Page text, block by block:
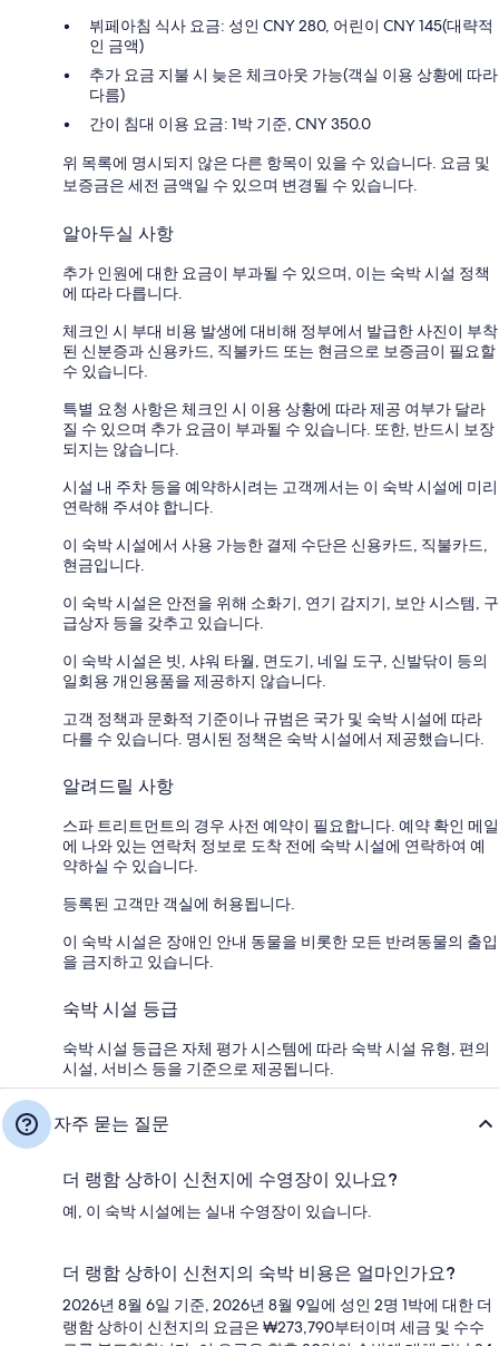
뷔페아침 식사 요금: 성인 CNY 280, 어린이 CNY 145(대략적
인 금액)
추가 요금 지불 시 늦은 체크아웃 가능(객실 이용 상황에 따라
다름)
간이 침대 이용 요금: 1박 기준, CNY 350.0
위 목록에 명시되지 않은 다른 항목이 있을 수 있습니다. 요금 및
보증금은 세전 금액일 수 있으며 변경될 수 있습니다.
알아두실 사항
추가 인원에 대한 요금이 부과될 수 있으며, 이는 숙박 시설 정책
에 따라 다릅니다.
체크인 시 부대 비용 발생에 대비해 정부에서 발급한 사진이 부착
된 신분증과 신용카드, 직불카드 또는 현금으로 보증금이 필요할
수 있습니다.
특별 요청 사항은 체크인 시 이용 상황에 따라 제공 여부가 달라
질 수 있으며 추가 요금이 부과될 수 있습니다. 또한, 반드시 보장
되지는 않습니다.
시설 내 주차 등을 예약하시려는 고객께서는 이 숙박 시설에 미리
연락해 주셔야 합니다.
이 숙박 시설에서 사용 가능한 결제 수단은 신용카드, 직불카드,
현금입니다.
이 숙박 시설은 안전을 위해 소화기, 연기 감지기, 보안 시스템, 구
급상자 등을 갖추고 있습니다.
이 숙박 시설은 빗, 샤워 타월, 면도기, 네일 도구, 신발닦이 등의
일회용 개인용품을 제공하지 않습니다.
고객 정책과 문화적 기준이나 규범은 국가 및 숙박 시설에 따라
다를 수 있습니다. 명시된 정책은 숙박 시설에서 제공했습니다.
알려드릴 사항
스파 트리트먼트의 경우 사전 예약이 필요합니다. 예약 확인 메일
에 나와 있는 연락처 정보로 도착 전에 숙박 시설에 연락하여 예
약하실 수 있습니다.
등록된 고객만 객실에 허용됩니다.
이 숙박 시설은 장애인 안내 동물을 비롯한 모든 반려동물의 출입
을 금지하고 있습니다.
숙박 시설 등급
숙박 시설 등급은 자체 평가 시스템에 따라 숙박 시설 유형, 편의
시설, 서비스 등을 기준으로 제공됩니다.
자주 묻는 질문
더 랭함 상하이 신천지에 수영장이 있나요?
예, 이 숙박 시설에는 실내 수영장이 있습니다.
더 랭함 상하이 신천지의 숙박 비용은 얼마인가요?
2026년 8월 6일 기준, 2026년 8월 9일에 성인 2명 1박에 대한 더
랭함 상하이 신천지의 요금은 ₩273,790부터이며 세금 및 수수